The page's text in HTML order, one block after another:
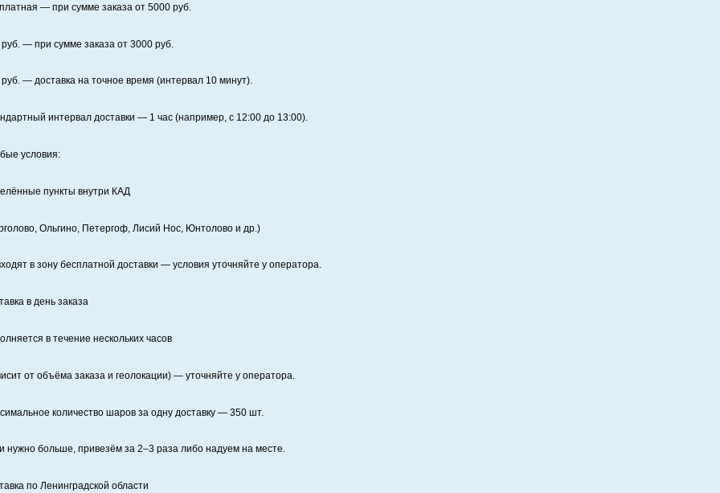
— при сумме заказа от 5000руб.
— при сумме заказа от 3000руб.
— доставка на точное время (интервал 10 минут).
интервал доставки — 1 час (например, с 12:00 до 13:00).
условия:
пункты внутри КАД
Ольгино, Петергоф, Лисий Нос, Юнтолово и др.)
в зону бесплатной доставки — условия уточняйте у оператора.
в день заказа
в течение нескольких часов
от объёма заказа и геолокации) — уточняйте у оператора.
количество шаров за одну доставку — 350 шт.
нужно больше, привезём за 2–3 раза либо надуем на месте.
по Ленинградской области